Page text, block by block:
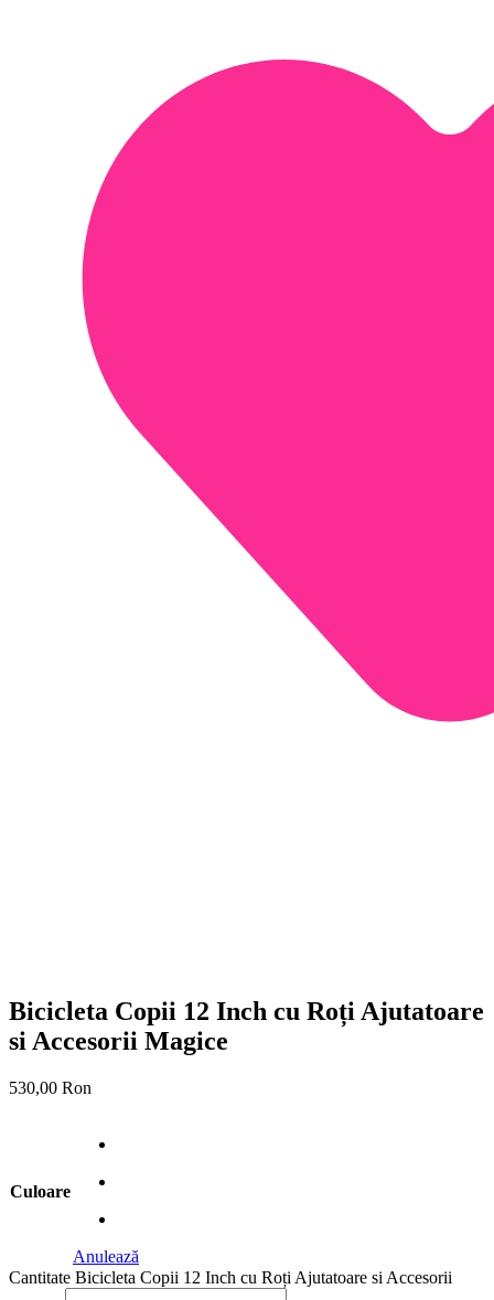
Bicicleta Copii 12 Inch cu Roți Ajutatoare
si Accesorii Magice
530,00 Ron
Culoare
Anulează
Cantitate Bicicleta Copii 12 Inch cu Roți Ajutatoare si Accesorii